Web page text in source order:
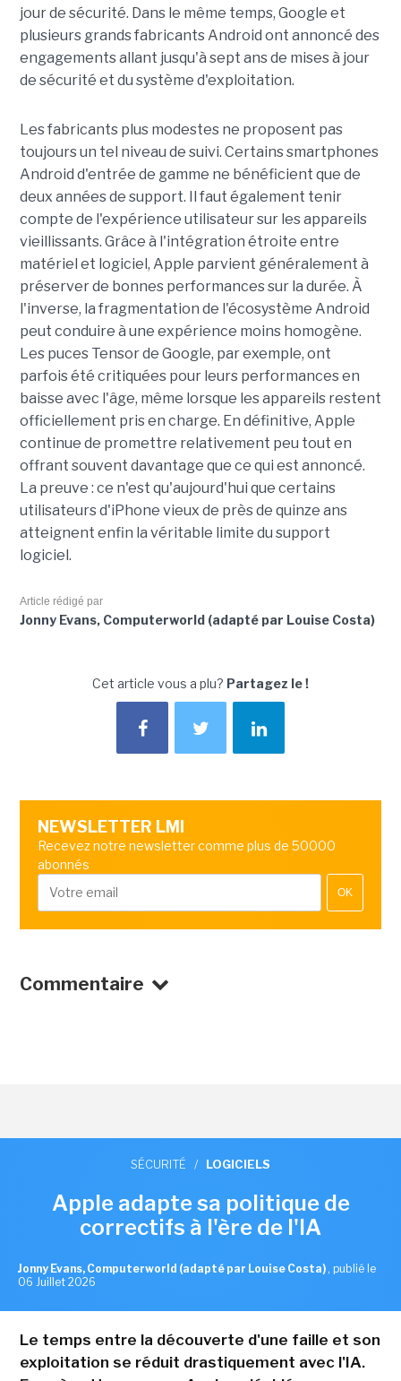
jour de sécurité. Dans le même temps, Google et
plusieurs grands fabricants Android ont annoncé des
engagements allant jusqu'à sept ans de mises à jour
de sécurité et du système d'exploitation.
Les fabricants plus modestes ne proposent pas
toujours un tel niveau de suivi. Certains smartphones
Android d'entrée de gamme ne bénéficient que de
deux années de support. Il faut également tenir
compte de l'expérience utilisateur sur les appareils
vieillissants. Grâce à l'intégration étroite entre
matériel et logiciel, Apple parvient généralement à
préserver de bonnes performances sur la durée. À
l'inverse, la fragmentation de l'écosystème Android
peut conduire à une expérience moins homogène.
Les puces Tensor de Google, par exemple, ont
parfois été critiquées pour leurs performances en
baisse avec l'âge, même lorsque les appareils restent
officiellement pris en charge. En définitive, Apple
continue de promettre relativement peu tout en
offrant souvent davantage que ce qui est annoncé.
La preuve : ce n'est qu'aujourd'hui que certains
utilisateurs d'iPhone vieux de près de quinze ans
atteignent enfin la véritable limite du support
logiciel.
Article rédigé par
Jonny Evans, Computerworld (adapté par Louise Costa)
Cet article vous a plu? Partagez le !
NEWSLETTER LMI
Recevez notre newsletter comme plus de 50000
abonnés
OK
Commentaire
SÉCURITÉ / LOGICIELS
Apple adapte sa politique de
correctifs à l'ère de l'IA
Jonny Evans, Computerworld (adapté par Louise Costa) , publié le
06 Juillet 2026
Le temps entre la découverte d'une faille et son
exploitation se réduit drastiquement avec l'IA.